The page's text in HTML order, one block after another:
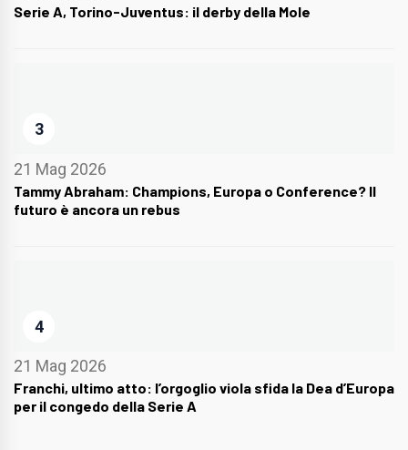
Serie A, Torino-Juventus: il derby della Mole
3
21 Mag 2026
Tammy Abraham: Champions, Europa o Conference? Il
futuro è ancora un rebus
4
21 Mag 2026
Franchi, ultimo atto: l’orgoglio viola sfida la Dea d’Europa
per il congedo della Serie A